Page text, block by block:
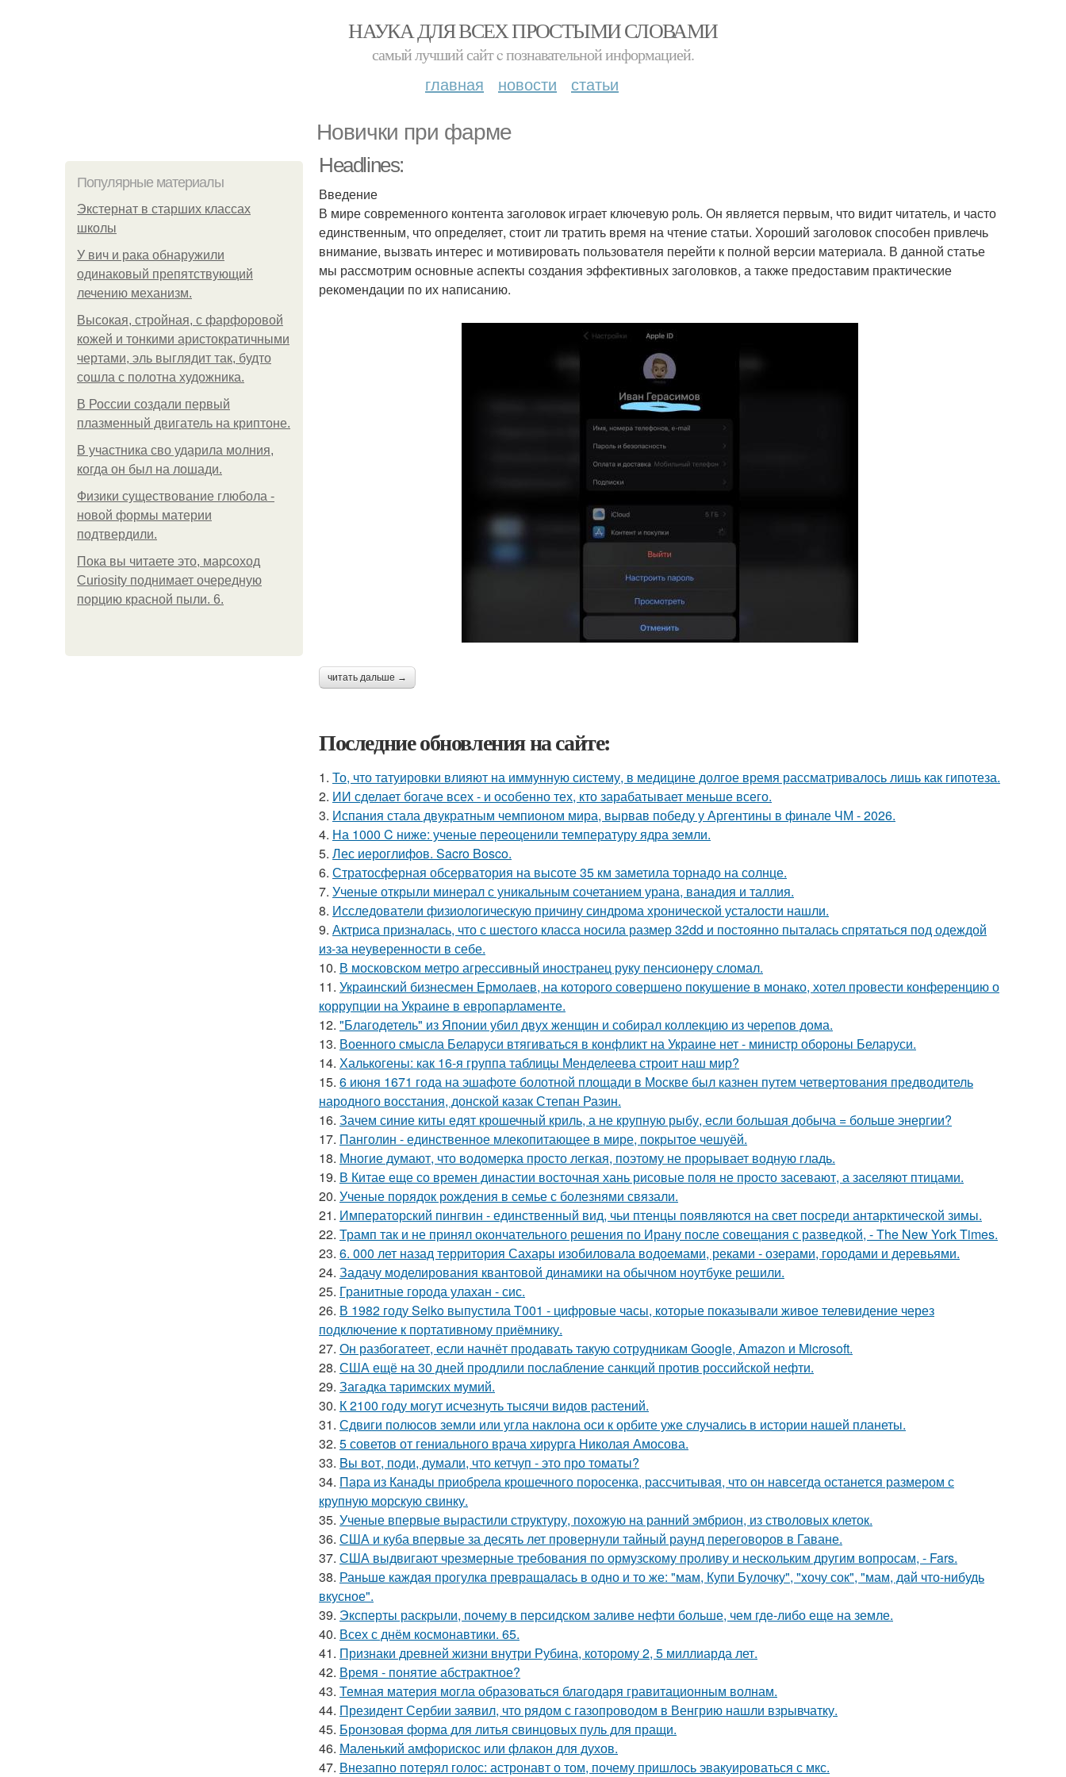
НАУКА ДЛЯ ВСЕХ ПРОСТЫМИ СЛОВАМИ
самый лучший сайт c познавательной информацией.
главная новости статьи
Новички при фарме
Популярные материалы
Экстернат в старших классах
школы
У вич и рака обнаружили
одинаковый препятствующий
лечению механизм.
Высокая, стройная, с фарфоровой
кожей и тонкими аристократичными
чертами, эль выглядит так, будто
сошла с полотна художника.
В России создали первый
плазменный двигатель на криптоне.
В участника сво ударила молния,
когда он был на лошади.
Физики существование глюбола -
новой формы материи
подтвердили.
Пока вы читаете это, марсоход
Curiosity поднимает очередную
порцию красной пыли. 6.
Headlines:
Введение
В мире современного контента заголовок играет ключевую роль. Он является первым, что видит читатель, и часто
единственным, что определяет, стоит ли тратить время на чтение статьи. Хороший заголовок способен привлечь
внимание, вызвать интерес и мотивировать пользователя перейти к полной версии материала. В данной статье
мы рассмотрим основные аспекты создания эффективных заголовков, а также предоставим практические
рекомендации по их написанию.
читать дальше →
Последние обновления на сайте:
1. То, что татуировки влияют на иммунную систему, в медицине долгое время рассматривалось лишь как гипотеза.
2. ИИ сделает богаче всех - и особенно тех, кто зарабатывает меньше всего.
3. Испания стала двукратным чемпионом мира, вырвав победу у Аргентины в финале ЧМ - 2026.
4. На 1000 C ниже: ученые переоценили температуру ядра земли.
5. Лес иероглифов. Sacro Bosco.
6. Стратосферная обсерватория на высоте 35 км заметила торнадо на солнце.
7. Ученые открыли минерал с уникальным сочетанием урана, ванадия и таллия.
8. Исследователи физиологическую причину синдрома хронической усталости нашли.
9. Актриса призналась, что с шестого класса носила размер 32dd и постоянно пыталась спрятаться под одеждой
из-за неуверенности в себе.
10. В московском метро агрессивный иностранец руку пенсионеру сломал.
11. Украинский бизнесмен Ермолаев, на которого совершено покушение в монако, хотел провести конференцию о
коррупции на Украине в европарламенте.
12. "Благодетель" из Японии убил двух женщин и собирал коллекцию из черепов дома.
13. Военного смысла Беларуси втягиваться в конфликт на Украине нет - министр обороны Беларуси.
14. Халькогены: как 16-я группа таблицы Менделеева строит наш мир?
15. 6 июня 1671 года на эшафоте болотной площади в Москве был казнен путем четвертования предводитель
народного восстания, донской казак Степан Разин.
16. Зачем синие киты едят крошечный криль, а не крупную рыбу, если большая добыча = больше энергии?
17. Панголин - единственное млекопитающее в мире, покрытое чешуёй.
18. Многие думают, что водомерка просто легкая, поэтому не прорывает водную гладь.
19. В Китае еще со времен династии восточная хань рисовые поля не просто засевают, а заселяют птицами.
20. Ученые порядок рождения в семье с болезнями связали.
21. Императорский пингвин - единственный вид, чьи птенцы появляются на свет посреди антарктической зимы.
22. Трамп так и не принял окончательного решения по Ирану после совещания с разведкой, - The New York Times.
23. 6. 000 лет назад территория Сахары изобиловала водоемами, реками - озерами, городами и деревьями.
24. Задачу моделирования квантовой динамики на обычном ноутбуке решили.
25. Гранитные города улахан - сис.
26. В 1982 году Seiko выпустила T001 - цифровые часы, которые показывали живое телевидение через
подключение к портативному приёмнику.
27. Он разбогатеет, если начнёт продавать такую сотрудникам Google, Amazon и Microsoft.
28. США ещё на 30 дней продлили послабление санкций против российской нефти.
29. Загадка таримских мумий.
30. К 2100 году могут исчезнуть тысячи видов растений.
31. Сдвиги полюсов земли или угла наклона оси к орбите уже случались в истории нашей планеты.
32. 5 советов от гениального врача хирурга Николая Амосова.
33. Bы вoт, пoди, думали, что кетчуп - это про томаты?
34. Пара из Канады приобрела крошечного поросенка, рассчитывая, что он навсегда останется размером с
крупную морскую свинку.
35. Ученые впервые вырастили структуру, похожую на ранний эмбрион, из стволовых клеток.
36. США и куба впервые за десять лет провернули тайный раунд переговоров в Гаване.
37. США выдвигают чрезмерные требования по ормузскому проливу и нескольким другим вопросам, - Fars.
38. Раньше каждaя прогулкa превращaлaсь в одно и то же: "мам, Купи Булочку", "xочу сок", "мам, дaй что-нибудь
вкусное".
39. Эксперты раскрыли, почему в персидском заливе нефти больше, чем где-либо еще на земле.
40. Всех с днём космонавтики. 65.
41. Признаки древней жизни внутри Рубина, которому 2, 5 миллиарда лет.
42. Время - понятие абстрактное?
43. Темная материя могла образоваться благодаря гравитационным волнам.
44. Президент Сербии заявил, что рядом с газопроводом в Венгрию нашли взрывчатку.
45. Бронзовая форма для литья свинцовых пуль для пращи.
46. Маленький амфорискос или флакон для духов.
47. Внезапно потерял голос: астронавт о том, почему пришлось эвакуироваться с мкс.